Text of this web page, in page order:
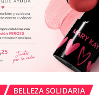
BELLEZA SOLIDARIA